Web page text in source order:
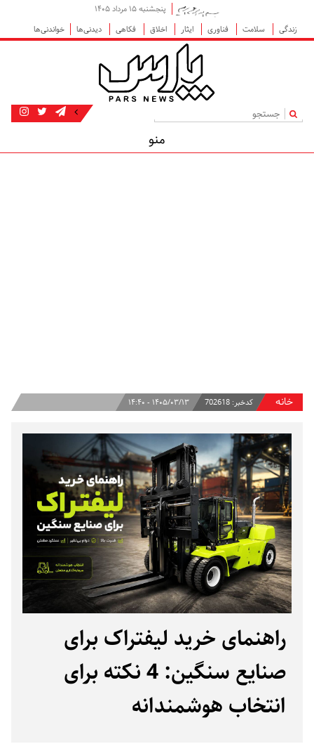
پنجشنبه ۱۵ مرداد ۱۴۰۵
زندگی
سلامت فناوری ایثار اخلاق فکاهی دیدنی‌ها خواندنی‌ها
|
منو
خانه کدخبر: 702618 ۱۴۰۵/۰۳/۱۳ - ۱۴:۴۰
راهنمای خرید لیفتراک برای
صنایع سنگین: 4 نکته برای
انتخاب هوشمندانه